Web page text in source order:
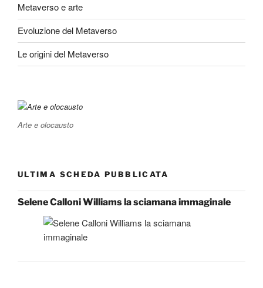
Metaverso e arte
Evoluzione del Metaverso
Le origini del Metaverso
Arte e olocausto
ULTIMA SCHEDA PUBBLICATA
Selene Calloni Williams la sciamana immaginale